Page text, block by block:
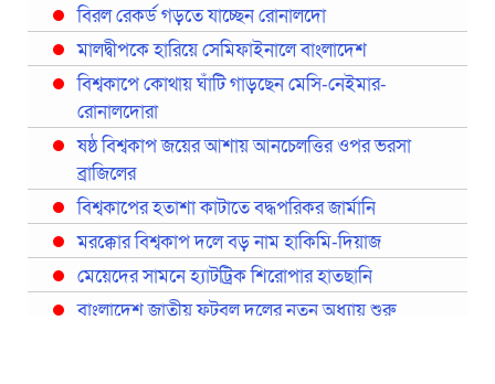
বিরল রেকর্ড গড়তে যাচ্ছেন রোনালদো
মালদ্বীপকে হারিয়ে সেমিফাইনালে বাংলাদেশ
বিশ্বকাপে কোথায় ঘাঁটি গাড়ছেন মেসি-নেইমার-
রোনালদোরা
ষষ্ঠ বিশ্বকাপ জয়ের আশায় আনচেলত্তির ওপর ভরসা
ব্রাজিলের
বিশ্বকাপের হতাশা কাটাতে বদ্ধপরিকর জার্মানি
মরক্কোর বিশ্বকাপ দলে বড় নাম হাকিমি-দিয়াজ
মেয়েদের সামনে হ্যাটট্রিক শিরোপার হাতছানি
বাংলাদেশ জাতীয় ফুটবল দলের নতুন অধ্যায় শুরু